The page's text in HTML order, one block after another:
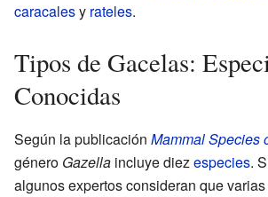
caracalesy rateles.
Tipos de Gacelas:
Conocidas
Según la publicación Mammal Species
género Gazella incluye diezespecies.
algunos expertos consideran que